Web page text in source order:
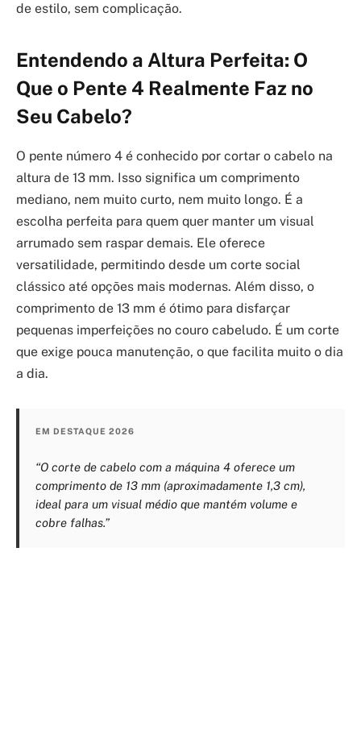
de estilo, sem complicação.
Entendendo a Altura Perfeita: O
Que o Pente 4 Realmente Faz no
Seu Cabelo?
O pente número 4 é conhecido por cortar o cabelo na
altura de 13 mm. Isso significa um comprimento
mediano, nem muito curto, nem muito longo. É a
escolha perfeita para quem quer manter um visual
arrumado sem raspar demais. Ele oferece
versatilidade, permitindo desde um corte social
clássico até opções mais modernas. Além disso, o
comprimento de 13 mm é ótimo para disfarçar
pequenas imperfeições no couro cabeludo. É um corte
que exige pouca manutenção, o que facilita muito o dia
a dia.
EM DESTAQUE 2026
“O corte de cabelo com a máquina 4 oferece um
comprimento de 13 mm (aproximadamente 1,3 cm),
ideal para um visual médio que mantém volume e
cobre falhas.”